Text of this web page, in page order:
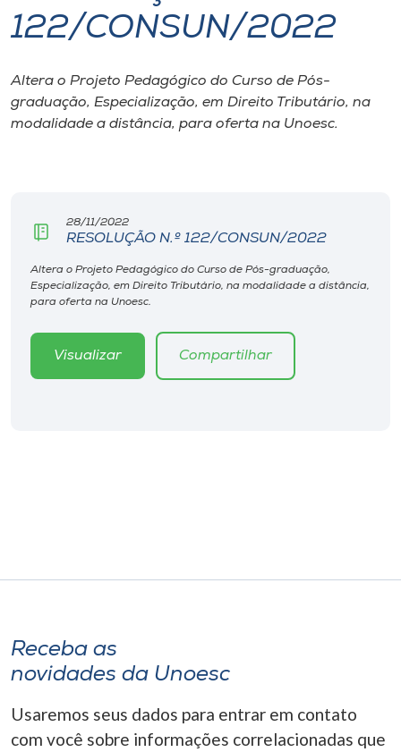
I.nova
Diplomados
Editora
Rádio
o idioma
A-
122/CONSUN/2022
Altera o Projeto Pedagógico do Curso de Pós-
graduação, Especialização, em Direito Tributário, na
modalidade a distância, para oferta na Unoesc.
28/11/2022
RESOLUÇÃO N.º 122/CONSUN/2022
Altera o Projeto Pedagógico do Curso de Pós-graduação,
Especialização, em Direito Tributário, na modalidade a distância,
para oferta na Unoesc.
Visualizar Compartilhar
Receba as
novidades da Unoesc
Usaremos seus dados para entrar em contato
com você sobre informações correlacionadas que